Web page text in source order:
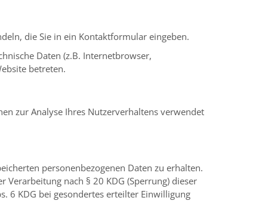
die Sie in ein Kontaktformular eingeben.
Daten (z.B. Internetbrowser,
betreten.
zur Analyse Ihres Nutzerverhaltens verwendet
personenbezogenen Daten zu erhalten.
Verarbeitung nach § 20 KDG (Sperrung) dieser
6 KDG bei gesondertes erteilter Einwilligung